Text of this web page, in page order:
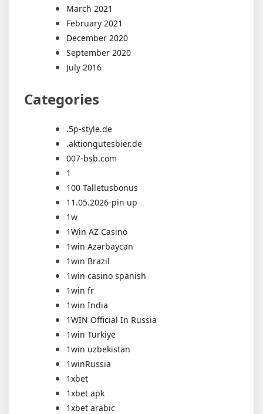
March 2021
February 2021
December 2020
September 2020
July 2016
Categories
.5p-style.de
.aktiongutesbier.de
007-bsb.com
1
100 Talletusbonus
11.05.2026-pin up
1w
1Win AZ Casino
1win Azərbaycan
1win Brazil
1win casino spanish
1win fr
1win India
1WIN Official In Russia
1win Turkiye
1win uzbekistan
1winRussia
1xbet
1xbet apk
1xbet arabic